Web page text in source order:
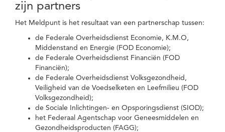
zijn partners
Het Meldpunt is het resultaat van een partnerschap tussen:
de Federale Overheidsdienst Economie, K.M.O,
Middenstand en Energie (FOD Economie);
de Federale Overheidsdienst Financiën (FOD
Financiën);
de Federale Overheidsdienst Volksgezondheid,
Veiligheid van de Voedselketen en Leefmilieu (FOD
Volksgezondheid);
de Sociale Inlichtingen- en Opsporingsdienst (SIOD);
het Federaal Agentschap voor Geneesmiddelen en
Gezondheidsproducten (FAGG);